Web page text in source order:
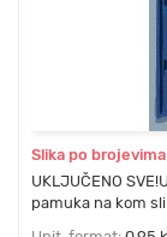
Slika po
UKLJUČENO
pamuka na kom